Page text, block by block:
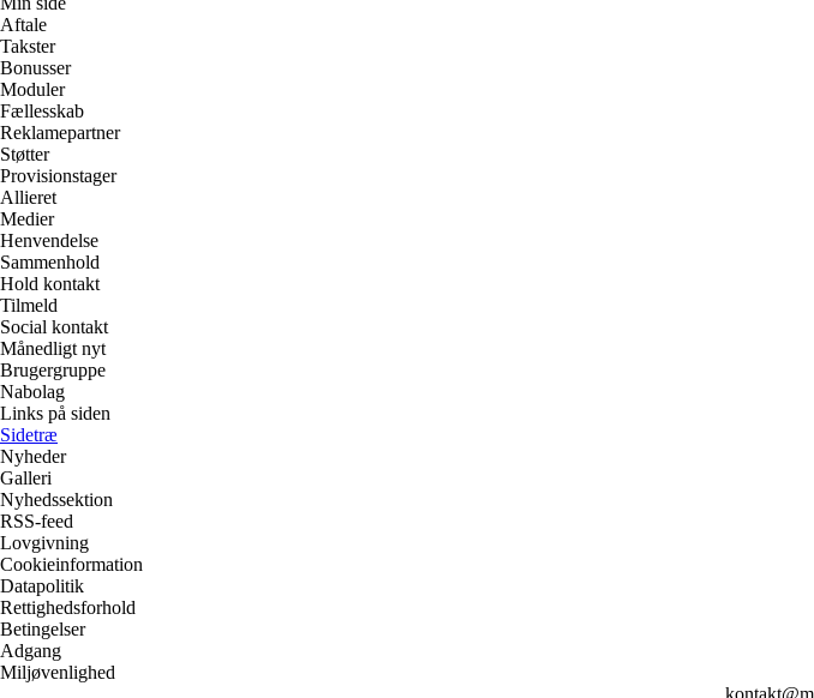
Aftale
Takster
Bonusser
Moduler
Fællesskab
Reklamepartner
Støtter
Provisionstager
Allieret
Medier
Henvendelse
Sammenhold
Hold kontakt
Tilmeld
Social kontakt
Månedligt nyt
Brugergruppe
Nabolag
Links på siden
Sidetræ
Nyheder
Galleri
Nyhedssektion
RSS-feed
Lovgivning
Cookieinformation
Datapolitik
Rettighedsforhold
Betingelser
Adgang
Miljøvenlighed